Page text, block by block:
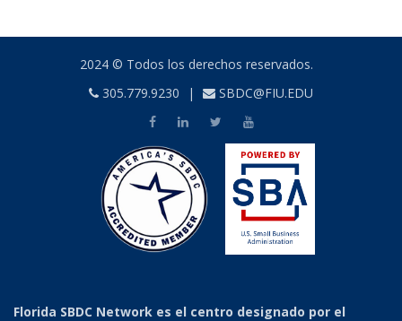
2024 © Todos los derechos reservados.
305.779.9230
| SBDC@FIU.EDU
Florida SBDC Network es el centro designado por el